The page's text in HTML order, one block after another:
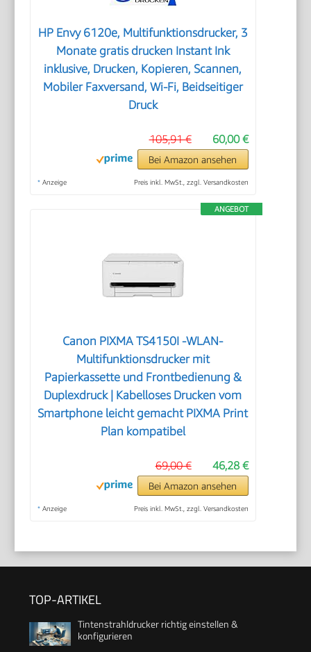
HP Envy 6120e, Multifunktionsdrucker, 3
Monate gratis drucken Instant Ink
inklusive, Drucken, Kopieren, Scannen,
Mobiler Faxversand, Wi-Fi, Beidseitiger
Druck
60,00 €
105,91 €
Bei Amazon ansehen
* Anzeige Preis inkl. MwSt., zzgl. Versandkosten
ANGEBOT
Canon PIXMA TS4150I -WLAN-
Multifunktionsdrucker mit
Papierkassette und Frontbedienung &
Duplexdruck | Kabelloses Drucken vom
Smartphone leicht gemacht PIXMA Print
Plan kompatibel
46,28 €
69,00 €
Bei Amazon ansehen
* Anzeige Preis inkl. MwSt., zzgl. Versandkosten
TOP-ARTIKEL
Tintenstrahldrucker richtig einstellen &
konfigurieren